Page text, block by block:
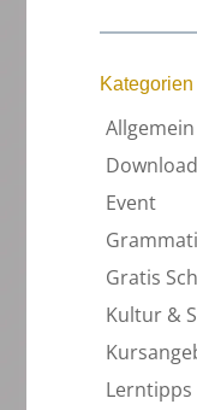
Kategorien
Allgemein
Event
Gratis
Kultur &
Lerntipps